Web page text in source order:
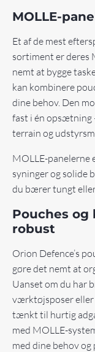
MOLLE-
Et af de mest
sortiment er deres
nemt at bygge
kan kombinere
dine behov. Den
fast i én opsætning
terrain og
MOLLE-
syninger og solide
du bærer tungt
Pouches
robust
Orion Defence’s
gøre det nemt at
Uanset om du har
værktøjsposer eller
tænkt til hurtig
med MOLLE-
med dine behov